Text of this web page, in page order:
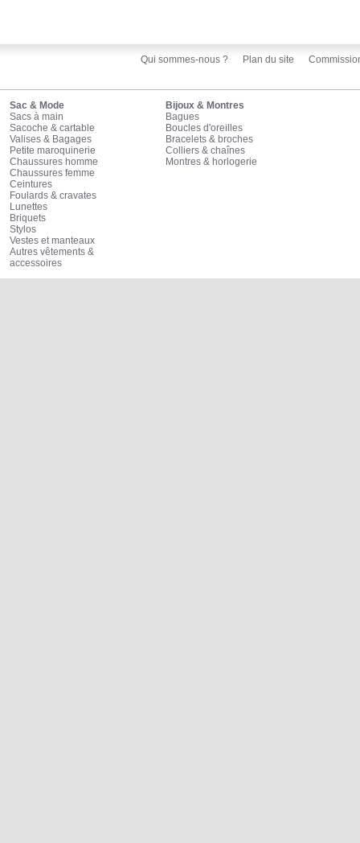
Qui sommes-nous ? Plan du site
Sac & Mode
Sacs à main
Sacoche & cartable
Valises & Bagages
Petite maroquinerie
Chaussures homme
Chaussures femme
Ceintures
Foulards & cravates
Lunettes
Briquets
Stylos
Vestes et manteaux
Autres vêtements &
accessoires
Bijoux & Montres
Bagues
Boucles d'oreilles
Bracelets & broches
Colliers & chaînes
Montres & horlogerie